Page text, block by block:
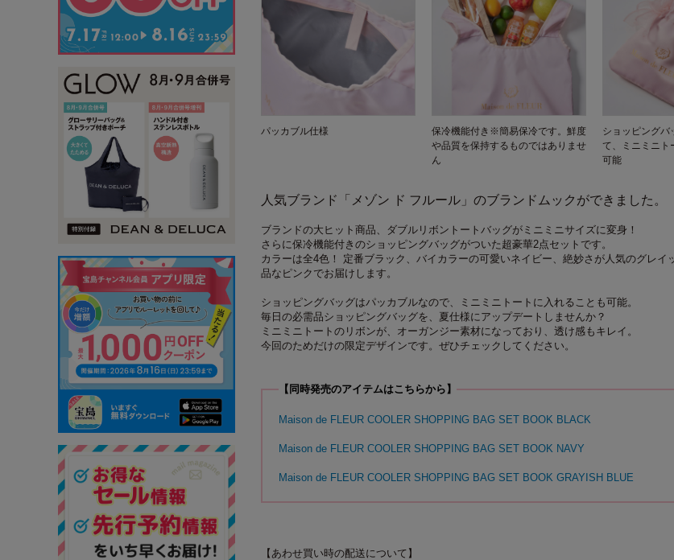
パッカブル仕様
保冷機能付き※簡易保冷です。鮮度
や品質を保持するものではありませ
ん
ショッピングバ
て、ミニミニト
可能
人気ブランド「メゾン ド フルール」のブランドムックができました。
ブランドの大ヒット商品、ダブルリボントートバッグがミニミニサイズに変身！
さらに保冷機能付きのショッピングバッグがついた超豪華2点セットです。
カラーは全4色！ 定番ブラック、バイカラーの可愛いネイビー、絶妙さが人気のグレイ
品なピンクでお届けします。
ショッピングバッグはパッカブルなので、ミニミニトートに入れることも可能。
毎日の必需品ショッピングバッグを、夏仕様にアップデートしませんか？
ミニミニトートのリボンが、オーガンジー素材になっており、透け感もキレイ。
今回のためだけの限定デザインです。ぜひチェックしてください。
【同時発売のアイテムはこちらから】
Maison de FLEUR COOLER SHOPPING BAG SET BOOK BLACK
Maison de FLEUR COOLER SHOPPING BAG SET BOOK NAVY
Maison de FLEUR COOLER SHOPPING BAG SET BOOK GRAYISH BLUE
【あわせ買い時の配送について】